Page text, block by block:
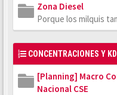
Zona Diesel
Porque los milquis
CONCENTRACIONES Y
[Planning] Macro
Nacional CSE